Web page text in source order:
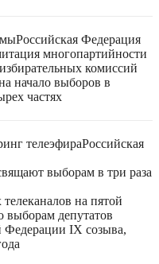
Российская Федерация
многопартийности
комиссий
начало выборов в
частях
телеэфираРоссийская
выборам в три раза
на пятой
выборам депутатов
Федерации IX созыва,